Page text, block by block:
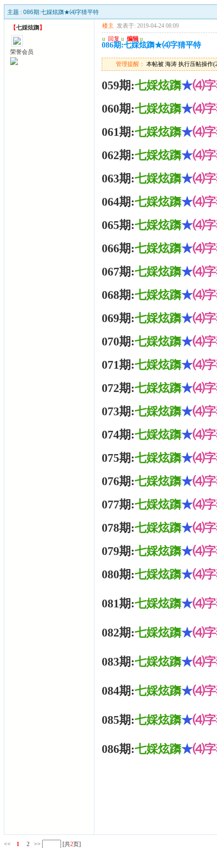
主题 : 086期:七婇炫躌★⑷字猜平特
【七婇炫躌】
荣誉会员
楼主 发表于: 2019-04-24 08:09
u 回复 u 编辑 u
086期:七婇炫躌★⑷字猜平特
管理提醒： 本帖被 海涛 执行压帖操作
059期:七婇炫躌★⑷字
060期:七婇炫躌★⑷字
061期:七婇炫躌★⑷字
062期:七婇炫躌★⑷字
063期:七婇炫躌★⑷字
064期:七婇炫躌★⑷字
065期:七婇炫躌★⑷字
066期:七婇炫躌★⑷字
067期:七婇炫躌★⑷字
068期:七婇炫躌★⑷字
069期:七婇炫躌★⑷字
070期:七婇炫躌★⑷字
071期:七婇炫躌★⑷字
072期:七婇炫躌★⑷字
073期:七婇炫躌★⑷字
074期:七婇炫躌★⑷字
075期:七婇炫躌★⑷字
076期:七婇炫躌★⑷字
077期:七婇炫躌★⑷字
078期:七婇炫躌★⑷字
079期:七婇炫躌★⑷字
080期:七婇炫躌★⑷字
081期:七婇炫躌★⑷字
082期:七婇炫躌★⑷字
083期:七婇炫躌★⑷字
084期:七婇炫躌★⑷字
085期:七婇炫躌★⑷字
086期:七婇炫躌★⑷字
<< 1 2 >> [共2页]